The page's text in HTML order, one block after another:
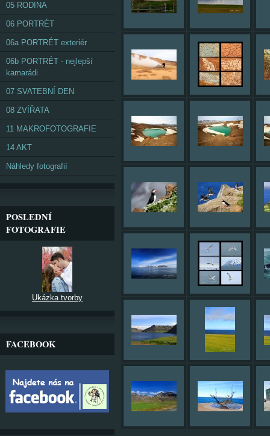
05 RODINA
06 PORTRÉT
06a PORTRÉT exteriér
06b PORTRÉT - nejlepší
kamarádi
07 SVATEBNÍ DEN
08 ZVÍŘATA
11 MAKROFOTOGRAFIE
14 AKT
Náhledy fotografií
POSLEDNÍ
FOTOGRAFIE
Ukázka tvorby
FACEBOOK